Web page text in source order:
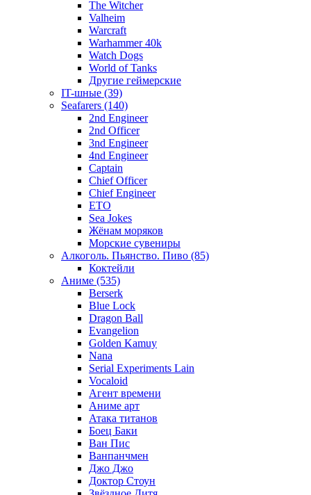
The Witcher
Valheim
Warcraft
Warhammer 40k
Watch Dogs
World of Tanks
Другие геймерские
IT-шные (39)
Seafarers (140)
2nd Engineer
2nd Officer
3nd Engineer
4nd Engineer
Captain
Chief Officer
Chief Еngineer
ETO
Sea Jokes
Жёнам моряков
Морские сувениры
Алкоголь. Пьянство. Пиво (85)
Коктейли
Аниме (535)
Berserk
Blue Lock
Dragon Ball
Evangelion
Golden Kamuy
Nana
Serial Experiments Lain
Vocaloid
Агент времени
Аниме арт
Атака титанов
Боец Баки
Ван Пис
Ванпанчмен
Джо Джо
Доктор Стоун